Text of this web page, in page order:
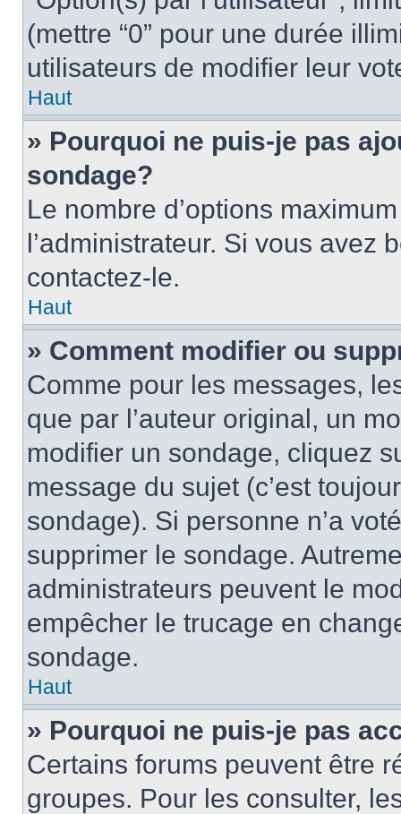
(mettre “0” pour une durée
utilisateurs de modifier leur
Haut
» Pourquoi ne puis-je pas
sondage?
Le nombre d’options
l’administrateur. Si vous avez
contactez-le.
Haut
» Comment modifier ou
Comme pour les messages,
que par l’auteur original, un
modifier un sondage, cliquez
message du sujet (c’est
sondage). Si personne n’a
supprimer le sondage.
administrateurs peuvent le
empêcher le trucage en
sondage.
Haut
» Pourquoi ne puis-je pas
Certains forums peuvent être
groupes. Pour les consulter,